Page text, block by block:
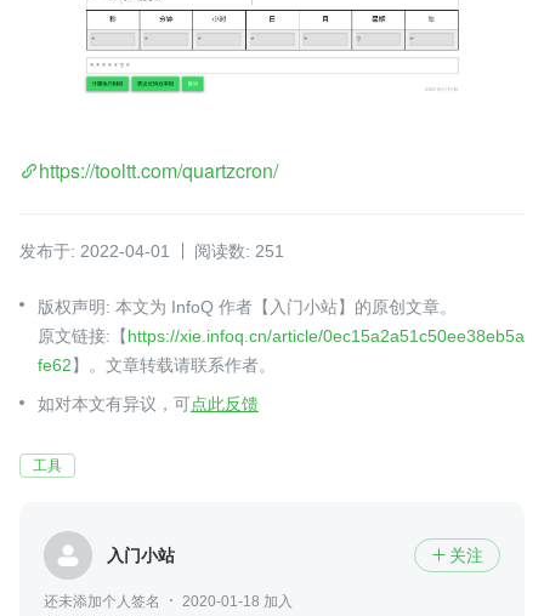
https://tooltt.com/quartzcron/
发布于: 2022-04-01 阅读数: 251
版权声明: 本文为 InfoQ 作者【入门小站】的原创文章。
原文链接:【https://xie.infoq.cn/article/0ec15a2a51c50ee38eb5a
fe62】。文章转载请联系作者。
如对本文有异议，可点此反馈
工具
入门小站  关注
还未添加个人签名
2020-01-18 加入